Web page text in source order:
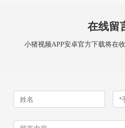
在线留
小猪视频APP安卓官方下载将在